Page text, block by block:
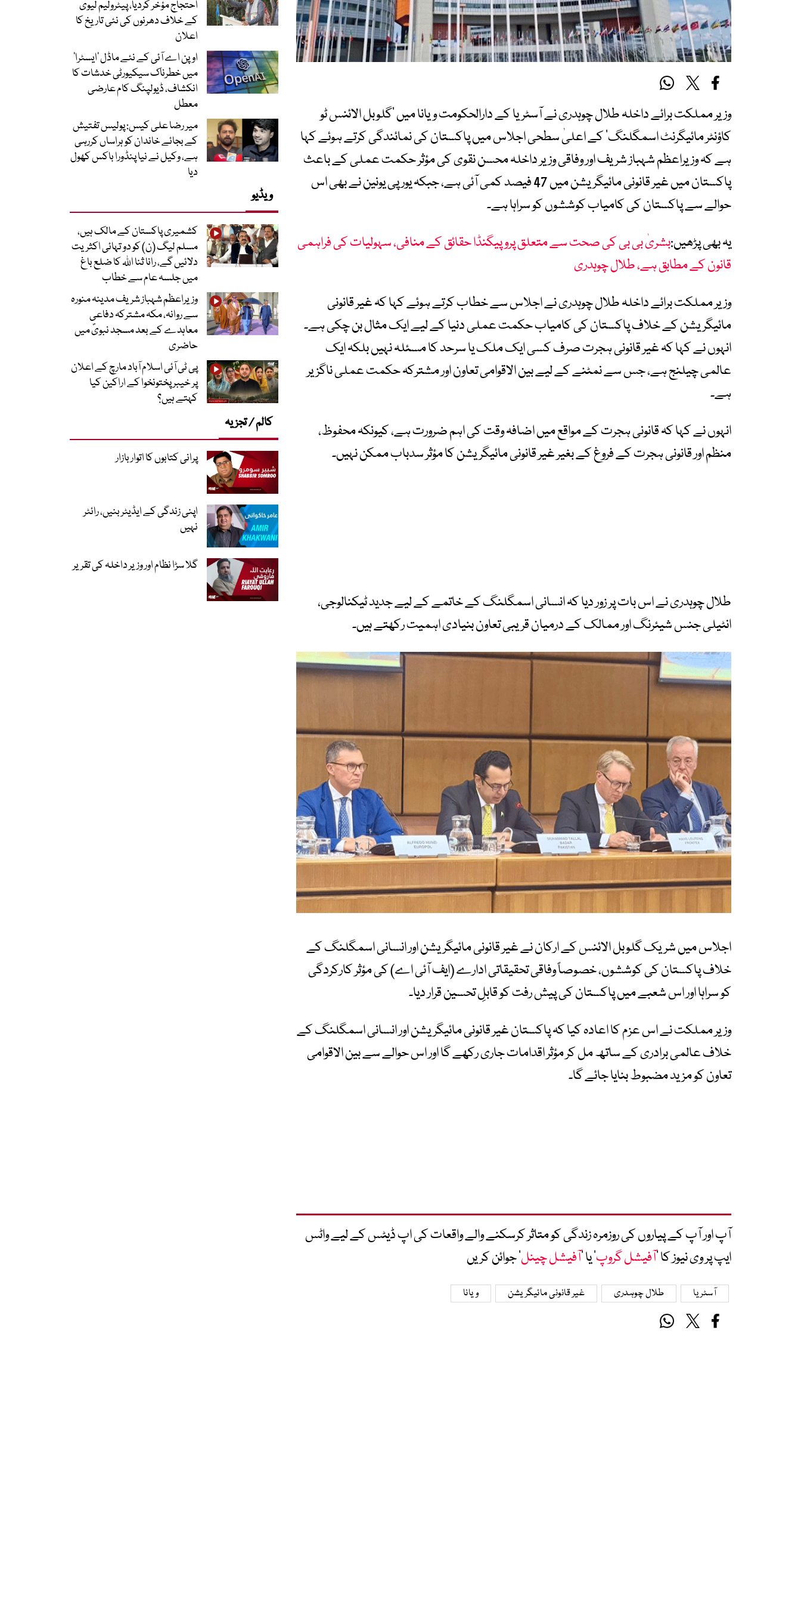
وزیر مملکت برائے داخلہ طلال چوہدری نے آسٹریا کے دارالحکومت ویانا میں ’گلوبل الائنس ٹو
کاؤنٹر مائیگرنٹ اسمگلنگ‘ کے اعلیٰ سطحی اجلاس میں پاکستان کی نمائندگی کرتے ہوئے کہا
ہے کہ وزیراعظم شہباز شریف اور وفاقی وزیر داخلہ محسن نقوی کی مؤثر حکمت عملی کے باعث
پاکستان میں غیر قانونی مائیگریشن میں 47 فیصد کمی آئی ہے، جبکہ یورپی یونین نے بھی اس
حوالے سے پاکستان کی کامیاب کوششوں کو سراہا ہے۔
یہ بھی پڑھیں:بشریٰ بی بی کی صحت سے متعلق پروپیگنڈا حقائق کے منافی، سہولیات کی فراہمی
قانون کے مطابق ہے، طلال چوہدری
وزیر مملکت برائے داخلہ طلال چوہدری نے اجلاس سے خطاب کرتے ہوئے کہا کہ غیر قانونی
مائیگریشن کے خلاف پاکستان کی کامیاب حکمت عملی دنیا کے لیے ایک مثال بن چکی ہے۔
انہوں نے کہا کہ غیر قانونی ہجرت صرف کسی ایک ملک یا سرحد کا مسئلہ نہیں بلکہ ایک
عالمی چیلنج ہے، جس سے نمٹنے کے لیے بین الاقوامی تعاون اور مشترکہ حکمت عملی ناگزیر
ہے۔
انہوں نے کہا کہ قانونی ہجرت کے مواقع میں اضافہ وقت کی اہم ضرورت ہے، کیونکہ محفوظ،
منظم اور قانونی ہجرت کے فروغ کے بغیر غیر قانونی مائیگریشن کا مؤثر سدباب ممکن نہیں۔
طلال چوہدری نے اس بات پر زور دیا کہ انسانی اسمگلنگ کے خاتمے کے لیے جدید ٹیکنالوجی،
انٹیلی جنس شیئرنگ اور ممالک کے درمیان قریبی تعاون بنیادی اہمیت رکھتے ہیں۔
اجلاس میں شریک گلوبل الائنس کے ارکان نے غیر قانونی مائیگریشن اور انسانی اسمگلنگ کے
خلاف پاکستان کی کوششوں، خصوصاً وفاقی تحقیقاتی ادارے (ایف آئی اے) کی مؤثر کارکردگی
کو سراہا اور اس شعبے میں پاکستان کی پیش رفت کو قابلِ تحسین قرار دیا۔
وزیر مملکت نے اس عزم کا اعادہ کیا کہ پاکستان غیر قانونی مائیگریشن اور انسانی اسمگلنگ کے
خلاف عالمی برادری کے ساتھ مل کر مؤثر اقدامات جاری رکھے گا اور اس حوالے سے بین الاقوامی
تعاون کو مزید مضبوط بنایا جائے گا۔
آپ اور آپ کے پیاروں کی روزمرہ زندگی کو متاثر کرسکنے والے واقعات کی اپ ڈیٹس کے لیے واٹس
ایپ پر وی نیوز کا ’آفیشل گروپ‘ یا ’آفیشل چینل‘ جوائن کریں
آسٹریا طلال چوہدری غیر قانونی مائیگریشن ویانا
احتجاج مؤخر کردیا، پیٹرولیم لیوی
کے خلاف دھرنوں کی نئی تاریخ کا
اعلان
اوپن اے آئی کے نئے ماڈل ’ایسٹرا‘
میں خطرناک سیکیورٹی خدشات کا
انکشاف، ڈیولپنگ کام عارضی
معطل
میر رضا علی کیس: پولیس تفتیش
کے بجائے خاندان کو ہراساں کررہی
ہے، وکیل نے نیا پنڈورا باکس کھول
دیا
ویڈیو
کشمیری پاکستان کے مالک ہیں،
مسلم لیگ (ن) کو دو تہائی اکثریت
دلائیں گے، رانا ثنا اللہ کا ضلع باغ
میں جلسہ عام سے خطاب
وزیراعظم شہباز شریف مدینہ منورہ
سے روانہ، مکہ مشترکہ دفاعی
معاہدے کے بعد مسجد نبویؐ میں
حاضری
پی ٹی آئی اسلام آباد مارچ کے اعلان
پر خیبر پختونخوا کے اراکین کیا
کہتے ہیں؟
کالم / تجزیہ
پرانی کتابوں کا اتوار بازار
اپنی زندگی کے ایڈیٹر بنیں، رائٹر
نہیں
گلا سڑا نظام اور وزیر داخلہ کی تقریر